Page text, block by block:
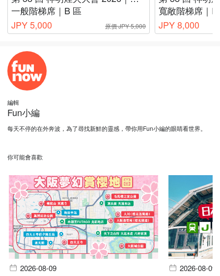
一般階梯席｜B 區
原價 JPY 5,000
JPY 5,000
寬敞階梯席｜
JPY 8,000
編輯
Fun小編
每天不停的在外奔波，為了尋找新鮮的靈感，帶你用Fun小編的眼睛看世界。
你可能會喜歡
2026-08-09 2026-08-09